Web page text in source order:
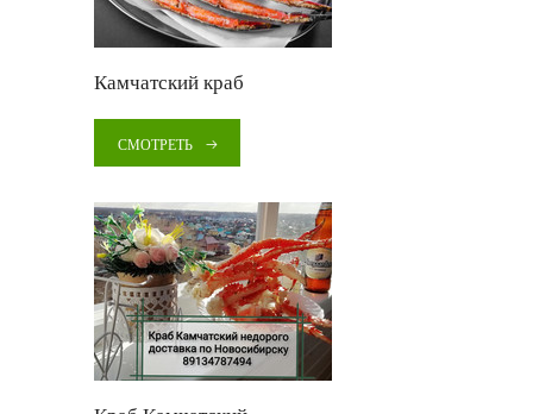
Камчатский краб
СМОТРЕТЬ